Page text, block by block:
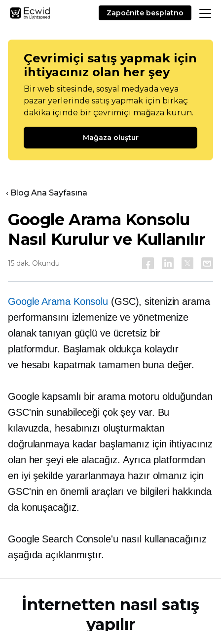
Započnite besplatno
Çevrimiçi satış yapmak için
ihtiyacınız olan her şey
Bir web sitesinde, sosyal medyada veya
pazar yerlerinde satış yapmak için birkaç
dakika içinde bir çevrimiçi mağaza kurun.
Mağaza oluştur
‹ Blog Ana Sayfasına
Google Arama Konsolu
Nasıl Kurulur ve Kullanılır
15 dak. Okundu
Google Arama Konsolu (GSC), sitenizin arama
performansını izlemenize ve yönetmenize
olanak tanıyan güçlü ve ücretsiz bir
platformdur. Başlamak oldukça kolaydır
ve hesabı kapatmak tamamen buna değer.
Google kapsamlı bir arama motoru olduğundan
GSC'nin sunabileceği çok şey var. Bu
kılavuzda, hesabınızı oluşturmaktan
doğrulanmaya kadar başlamanız için ihtiyacınız
olan her şeyi ele alacağız. Ayrıca platformdan
en iyi şekilde yararlanmaya hazır olmanız için
GSC'nin en önemli araçları ve bilgileri hakkında
da konuşacağız.
Google Search Console'u nasıl kullanacağınız
aşağıda açıklanmıştır.
İnternetten nasıl satış
yapılır